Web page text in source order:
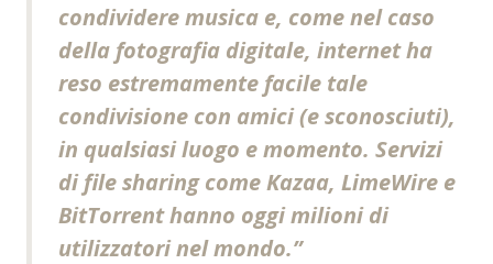
condividere musica e, come nel caso
della fotografia digitale, internet ha
reso estremamente facile tale
condivisione con amici (e sconosciuti),
in qualsiasi luogo e momento. Servizi
di file sharing come Kazaa, LimeWire e
BitTorrent hanno oggi milioni di
utilizzatori nel mondo.”